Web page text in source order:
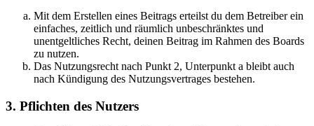
Mit dem Erstellen eines Beitrags erteilst du dem Betreiber ein
einfaches, zeitlich und räumlich unbeschränktes und
unentgeltliches Recht, deinen Beitrag im Rahmen des Boards
zu nutzen.
Das Nutzungsrecht nach Punkt 2, Unterpunkt a bleibt auch
nach Kündigung des Nutzungsvertrages bestehen.
3. Pflichten des Nutzers